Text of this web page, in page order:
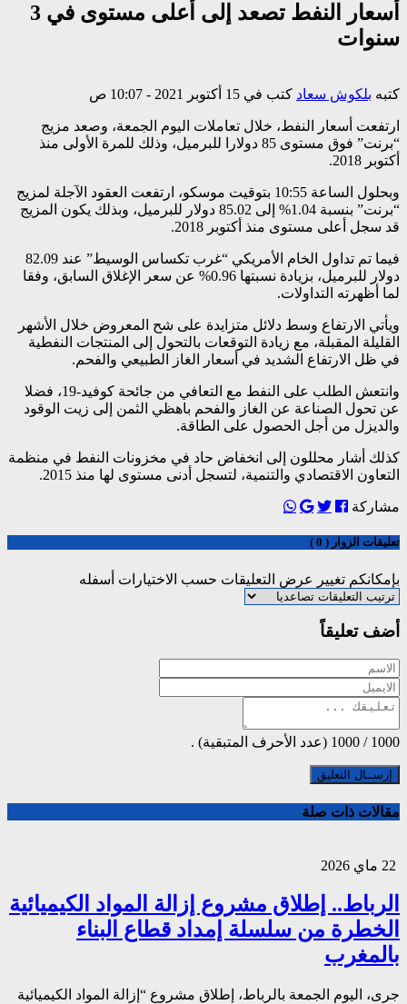
أسعار النفط تصعد إلى أعلى مستوى في 3
سنوات
كتبه بلكوش سعاد كتب في 15 أكتوبر 2021 - 10:07 ص
ارتفعت أسعار النفط، خلال تعاملات اليوم الجمعة، وصعد مزيج
“برنت” فوق مستوى 85 دولارا للبرميل، وذلك للمرة الأولى منذ
أكتوبر 2018.
وبحلول الساعة 10:55 بتوقيت موسكو، ارتفعت العقود الآجلة لمزيج
“برنت” بنسبة 1.04% إلى 85.02 دولار للبرميل، وبذلك يكون المزيج
قد سجل أعلى مستوى منذ أكتوبر 2018.
فيما تم تداول الخام الأمريكي “غرب تكساس الوسيط” عند 82.09
دولار للبرميل، بزيادة نسبتها 0.96% عن سعر الإغلاق السابق، وفقا
لما أظهرته التداولات.
ويأتي الارتفاع وسط دلائل متزايدة على شح المعروض خلال الأشهر
القليلة المقبلة، مع زيادة التوقعات بالتحول إلى المنتجات النفطية
في ظل الارتفاع الشديد في أسعار الغاز الطبيعي والفحم.
وانتعش الطلب على النفط مع التعافي من جائحة كوفيد-19، فضلا
عن تحول الصناعة عن الغاز والفحم باهظي الثمن إلى زيت الوقود
والديزل من أجل الحصول على الطاقة.
كذلك أشار محللون إلى انخفاض حاد في مخزونات النفط في منظمة
التعاون الاقتصادي والتنمية، لتسجل أدنى مستوى لها منذ 2015.
مشاركة
تعليقات الزوار ( 0 )
بإمكانكم تغيير عرض التعليقات حسب الاختيارات أسفله
أضف تعليقاً
1000
/
1000 (عدد الأحرف المتبقية) .
مقالات ذات صلة
الرباط.. إطلاق مشروع إزالة المواد الكيميائية
الخطرة من سلسلة إمداد قطاع البناء
بالمغرب
جرى، اليوم الجمعة بالرباط، إطلاق مشروع “إزالة المواد الكيميائية